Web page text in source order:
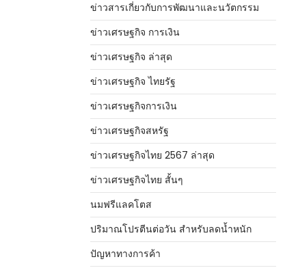
ข่าวสารเกี่ยวกับการพัฒนาและนวัตกรรม
ข่าวเศรษฐกิจ การเงิน
ข่าวเศรษฐกิจ ล่าสุด
ข่าวเศรษฐกิจ ไทยรัฐ
ข่าวเศรษฐกิจการเงิน
ข่าวเศรษฐกิจสหรัฐ
ข่าวเศรษฐกิจไทย 2567 ล่าสุด
ข่าวเศรษฐกิจไทย สั้นๆ
นมฟรีแลคโตส
ปริมาณโปรตีนต่อวัน สำหรับลดน้ำหนัก
ปัญหาทางการค้า